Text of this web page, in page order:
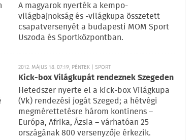
A magyarok nyerték a kempo-
világbajnokság és -világkupa összetett
csapatversenyét a budapesti MOM Sport
Uszoda és Sportközpontban.
2012. MÁJUS 18. 07:19, PÉNTEK | SPORT
Kick-box Világkupát rendeznek Szegeden
Hetedszer nyerte el a kick-box Világkupa
(Vk) rendezési jogát Szeged; a hétvégi
megmérettetésre három kontinens –
Európa, Afrika, Ázsia – várhatóan 25
országának 800 versenyzője érkezik.